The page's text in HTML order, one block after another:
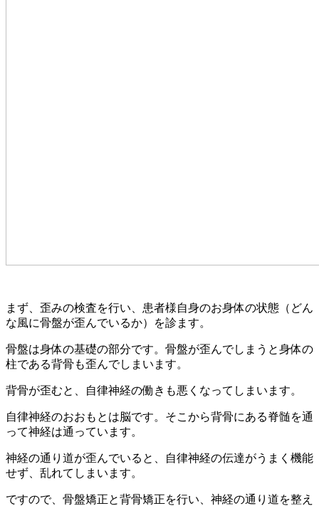
まず、歪みの検査を行い、患者様自身のお身体の状態（どん
な風に骨盤が歪んでいるか）を診ます。
骨盤は身体の基礎の部分です。骨盤が歪んでしまうと身体の
柱である背骨も歪んでしまいます。
背骨が歪むと、自律神経の働きも悪くなってしまいます。
自律神経のおおもとは脳です。そこから背骨にある脊髄を通
って神経は通っています。
神経の通り道が歪んでいると、自律神経の伝達がうまく機能
せず、乱れてしまいます。
ですので、骨盤矯正と背骨矯正を行い、神経の通り道を整え